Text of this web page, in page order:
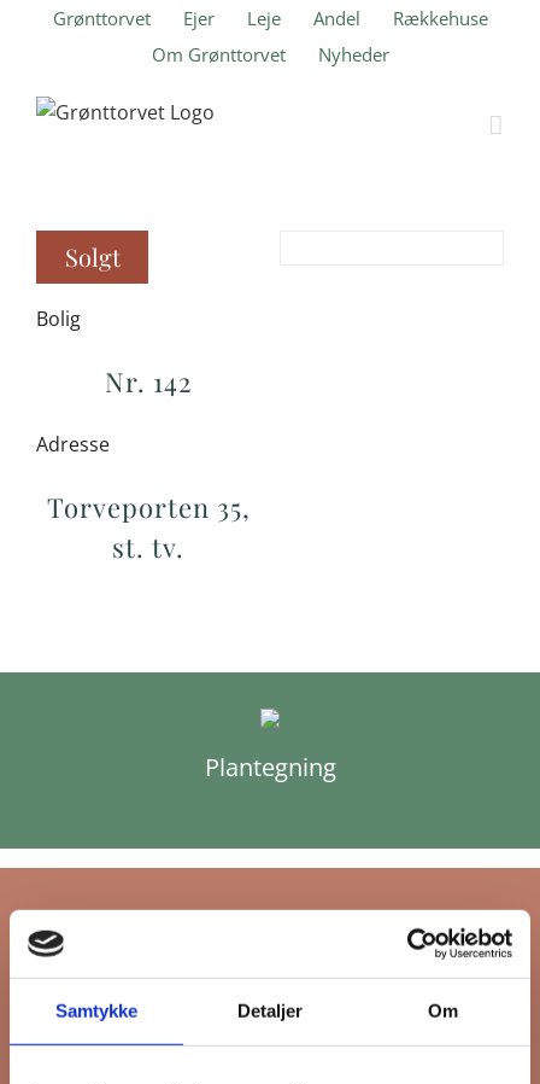
Samtykke Detaljer Om
Grønttorvet Ejer Leje Andel
Rækkehuse
Om Grønttorvet
Nyheder
Solgt
Bolig
Nr. 142
Adresse
Torveporten 35,
st. tv.
Plantegning
Tilmeld dig FB